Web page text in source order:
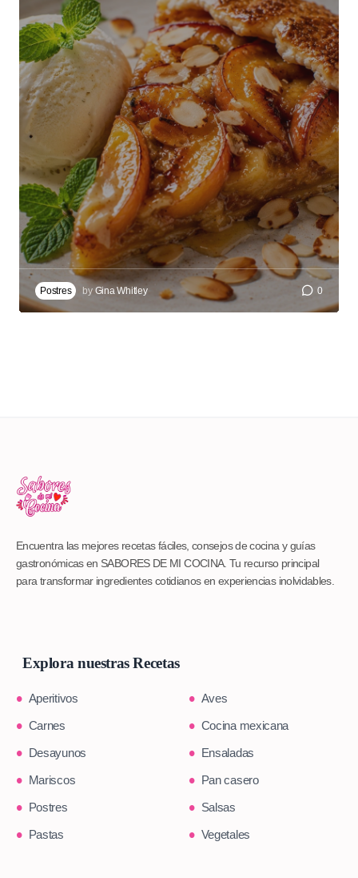
Postres by Gina Whitley 0
Encuentra las mejores recetas fáciles, consejos de cocina y guías
gastronómicas en SABORES DE MI COCINA. Tu recurso principal
para transformar ingredientes cotidianos en experiencias inolvidables.
Explora nuestras Recetas
Aperitivos
Aves
Carnes
Cocina mexicana
Desayunos
Ensaladas
Mariscos
Pan casero
Postres
Salsas
Pastas
Vegetales